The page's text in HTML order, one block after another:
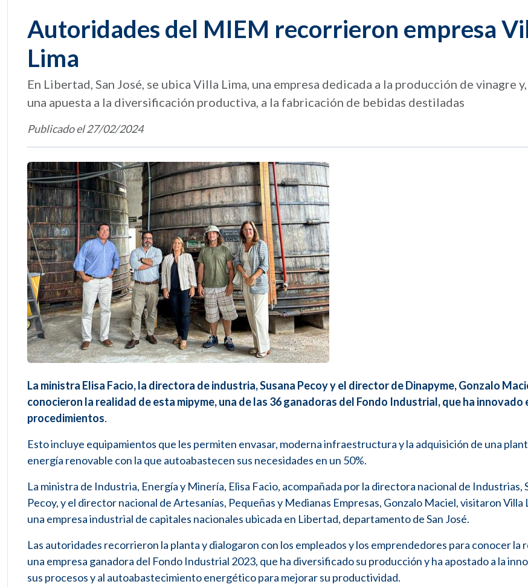
Autoridades del MIEM recorrieron empresa
Lima
En Libertad, San José, se ubica Villa Lima, una empresa dedicada a la producción de vinagre
una apuesta a la diversificación productiva, a la fabricación de bebidas destiladas
Publicado el 27/02/2024
La ministra Elisa Facio, la directora de industria, Susana Pecoy y el director de Dinapyme, Gonzalo
conocieron la realidad de esta mipyme, una de las 36 ganadoras del Fondo Industrial, que ha innovado
procedimientos.
Esto incluye equipamientos que les permiten envasar, moderna infraestructura y la adquisición de una
energía renovable con la que autoabastecen sus necesidades en un 50%.
La ministra de Industria, Energía y Minería, Elisa Facio, acompañada por la directora nacional de Industrias,
Pecoy, y el director nacional de Artesanías, Pequeñas y Medianas Empresas, Gonzalo Maciel, visitaron Villa
una empresa industrial de capitales nacionales ubicada en Libertad, departamento de San José.
Las autoridades recorrieron la planta y dialogaron con los empleados y los emprendedores para conocer la
una empresa ganadora del Fondo Industrial 2023, que ha diversificado su producción y ha apostado a la
sus procesos y al autoabastecimiento energético para mejorar su productividad.